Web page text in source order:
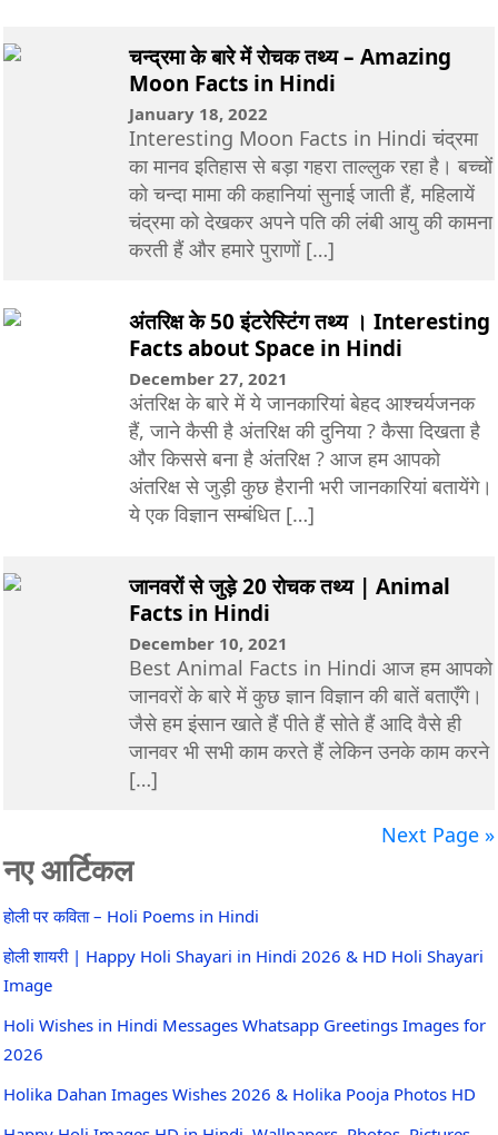
चन्द्रमा के बारे में रोचक तथ्य – Amazing
Moon Facts in Hindi
January 18, 2022
Interesting Moon Facts in Hindi चंद्रमा
का मानव इतिहास से बड़ा गहरा ताल्लुक रहा है। बच्चों
को चन्दा मामा की कहानियां सुनाई जाती हैं, महिलायें
चंद्रमा को देखकर अपने पति की लंबी आयु की कामना
करती हैं और हमारे पुराणों […]
अंतरिक्ष के 50 इंटरेस्टिंग तथ्य । Interesting
Facts about Space in Hindi
December 27, 2021
अंतरिक्ष के बारे में ये जानकारियां बेहद आश्चर्यजनक
हैं, जाने कैसी है अंतरिक्ष की दुनिया ? कैसा दिखता है
और किससे बना है अंतरिक्ष ? आज हम आपको
अंतरिक्ष से जुड़ी कुछ हैरानी भरी जानकारियां बतायेंगे।
ये एक विज्ञान सम्बंधित […]
जानवरों से जुड़े 20 रोचक तथ्य | Animal
Facts in Hindi
December 10, 2021
Best Animal Facts in Hindi आज हम आपको
जानवरों के बारे में कुछ ज्ञान विज्ञान की बातें बताएँगे।
जैसे हम इंसान खाते हैं पीते हैं सोते हैं आदि वैसे ही
जानवर भी सभी काम करते हैं लेकिन उनके काम करने
[…]
Next Page »
नए आर्टिकल
होली पर कविता – Holi Poems in Hindi
होली शायरी | Happy Holi Shayari in Hindi 2026 & HD Holi Shayari
Image
Holi Wishes in Hindi Messages Whatsapp Greetings Images for
2026
Holika Dahan Images Wishes 2026 & Holika Pooja Photos HD